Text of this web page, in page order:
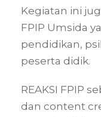
Kegiatan ini
FPIP Umsida
pendidikan,
peserta didik.
REAKSI FPIP
dan content